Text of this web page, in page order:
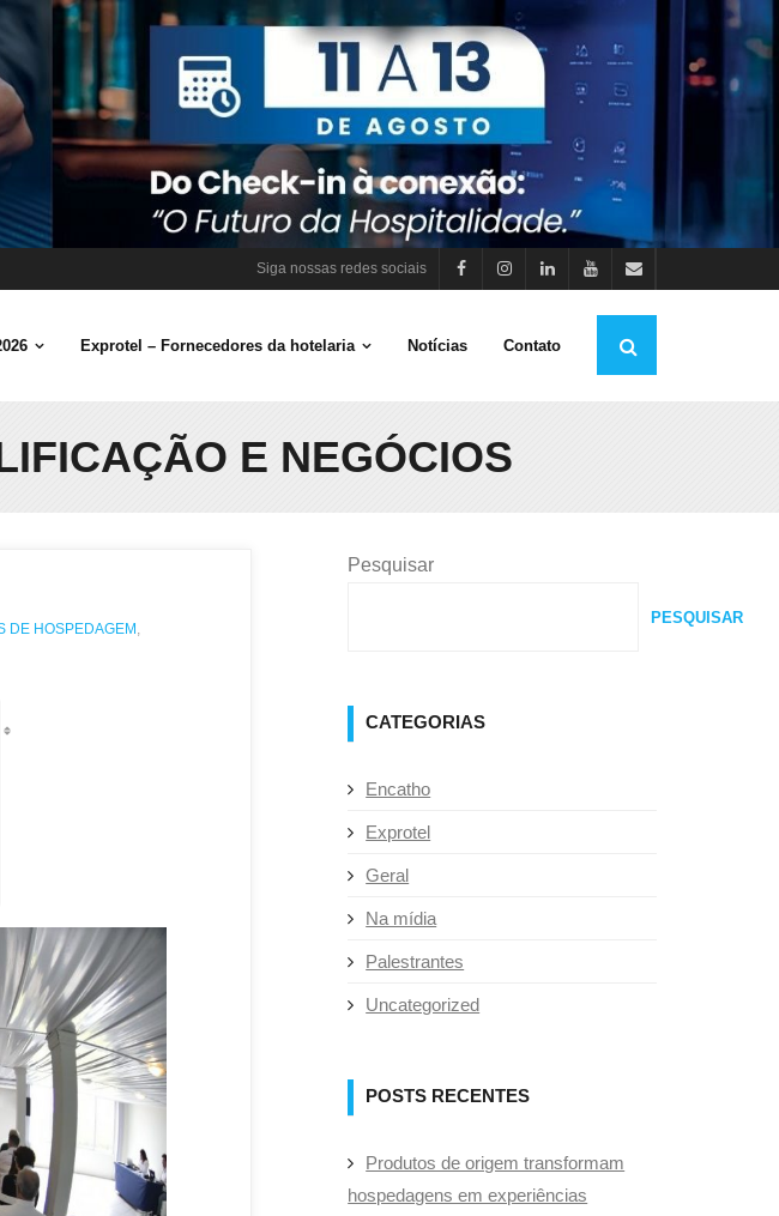
Siga nossas redes sociais
Exprotel – Fornecedores da hotelaria Notícias Contato
E NEGÓCIOS
DE HOSPEDAGEM ,
Pesquisar
PESQUISAR
CATEGORIAS
Encatho
Exprotel
Geral
Na mídia
Palestrantes
Uncategorized
POSTS RECENTES
Produtos de origem transformam
hospedagens em experiências